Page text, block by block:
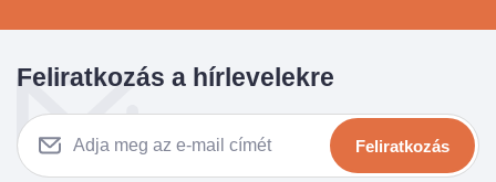
Feliratkozás a hírlevelekre
Feliratkozás